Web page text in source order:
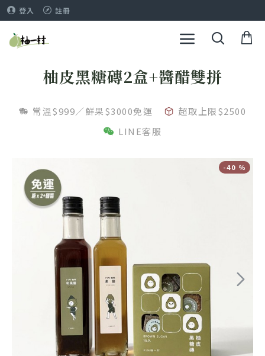
登入 註冊
柚皮黑糖磚2盒+醬醋雙拼
常溫$999／鮮果$3000免運
超取上限$2500
LINE客服
-40 %